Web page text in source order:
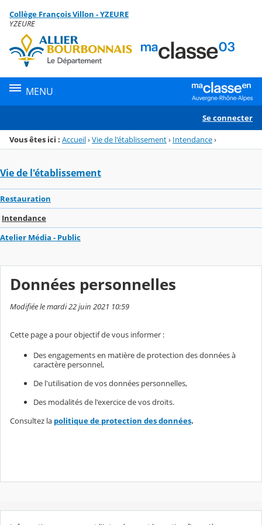
Menu de la rubrique
Contenu
Collège François Villon - YZEURE
YZEURE
MENU
Se connecter
Vous êtes ici : Accueil›Vie de l'établissement› Intendance›
Vie de l'établissement
Restauration
Intendance
Atelier Média - Public
Données personnelles
Modifiée le mardi 22 juin 2021 10:59
Cette page a pour objectif de vous informer :
Des engagements en matière de protection des données à
caractère personnel,
De l'utilisation de vos données personnelles,
Des modalités de l'exercice de vos droits.
Consultez la politique de protection des données.